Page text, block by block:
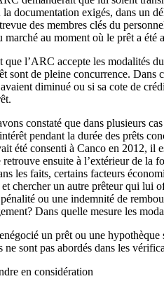
la documentation exigés, dans un
des membres clés du
marché au moment où le prêt a
que l’ARC accepte les modalités
sont de pleine concurrence.
diminué ou si sa cote de
constaté que dans plusieurs
pendant la durée des prêts
été consenti à Canco en 2012, il
retrouve ensuite à l’extérieur de la
les faits, certains facteurs
chercher un autre prêteur qui lui
ou une indemnité de
Dans quelle mesure les
un prêt ou une
ne sont pas abordés dans les
en considération